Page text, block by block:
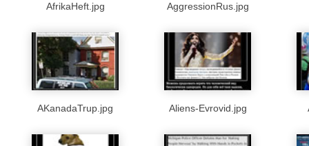
AfrikaHeft.jpg AggressionRus.jpg
AKanadaTrup.jpg Aliens-Evrovid.jpg